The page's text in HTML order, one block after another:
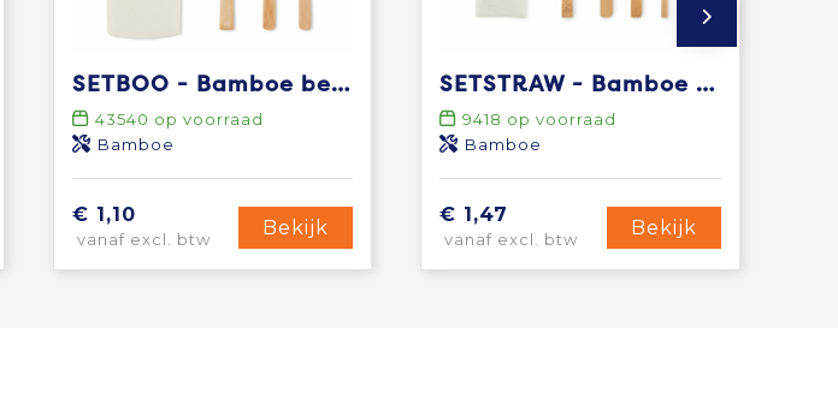
SETBOO - Bamboe bestekset
43540 op voorraad
Bamboe
€ 1,10
vanaf excl. btw
Bekijk
SETSTRAW - Bamboe bestekset met rietje
9418 op voorraad
Bamboe
€ 1,47
vanaf excl. btw
Bekijk